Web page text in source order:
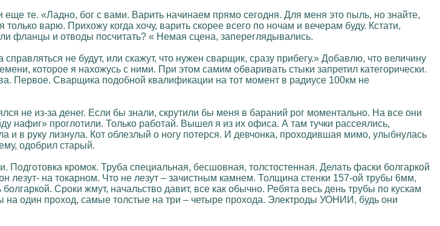
еще те. «Ладно, бог с вами. Варить начинаем прямо сегодня. Для меня это пыль, но знайте,
варю. Прихожу когда хочу, варить скорее всего по ночам и вечерам буду. Кстати,
фланцы и отводы посчитать? « Немая сцена, запереглядывались.
не будут, или скажут, что нужен сварщик, сразу прибегу.» Добавлю, что величину
которое я нахожусь с ними. При этом самим обваривать стыки запретил категорически.
Первое. Сварщика подобной квалификации на тот момент в радиусе 100км не
не из-за денег. Если бы знали, скрутили бы меня в бараний рог моментально. На все они
нафиг» проглотили. Только работай. Вышел я из их офиса. А там тучки рассеялись,
в руку лизнула. Кот облезлый о ногу потерся. И девчонка, проходившая мимо, улыбнулась
одобрил старый.
Подготовка кромок. Труба специальная, бесшовная, толстостенная. Делать фаски болгаркой
лезут- на токарном. Что не лезут – зачистным камнем. Толщина стенки 157-ой трубы 6мм,
Сроки жмут, начальство давит, все как обычно. Ребята весь день трубы по кускам
на один проход, самые толстые на три – четыре прохода. Электроды УОНИИ, будь они